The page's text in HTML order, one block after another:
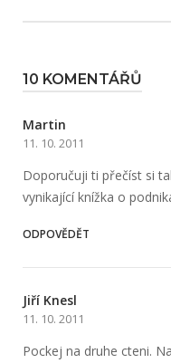
10 KOMENTÁŘŮ
Martin
11. 10. 2011
Doporučuji ti přečíst si
vynikající knížka o
ODPOVĚDĚT
Jiří Knesl
11. 10. 2011
Pockej na druhe cteni.